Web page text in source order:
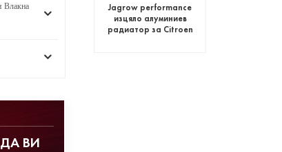
Jagrow performance
изцяло алуминиев
радиатор за Citroen
Влакна
ВИ